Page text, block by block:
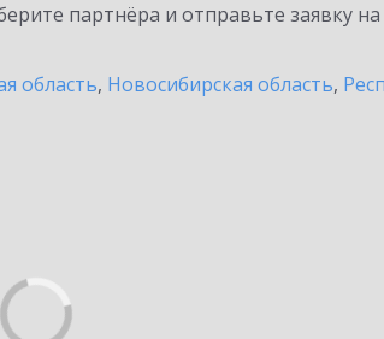
партнёра и отправьте заявку
область, Новосибирская область,